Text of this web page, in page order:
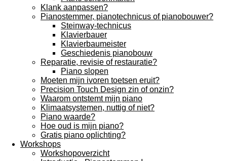
Klank aanpassen?
Pianostemmer, pianotechnicus of pianobouwer?
Steinway-technicus
Klavierbauer
Klavierbaumeister
Geschiedenis pianobouw
Reparatie, revisie of restauratie?
Piano slopen
Moeten mijn ivoren toetsen eruit?
Precision Touch Design zin of onzin?
Waarom ontstemt mijn piano
Klimaatsystemen, nuttig of niet?
Piano waarde?
Hoe oud is mijn piano?
Gratis piano oplichting?
Workshops
Workshopoverzicht